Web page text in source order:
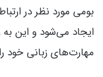
بومی مورد نظر در
ایجاد می‌شود و این به
مهارت‌های زبانی خود